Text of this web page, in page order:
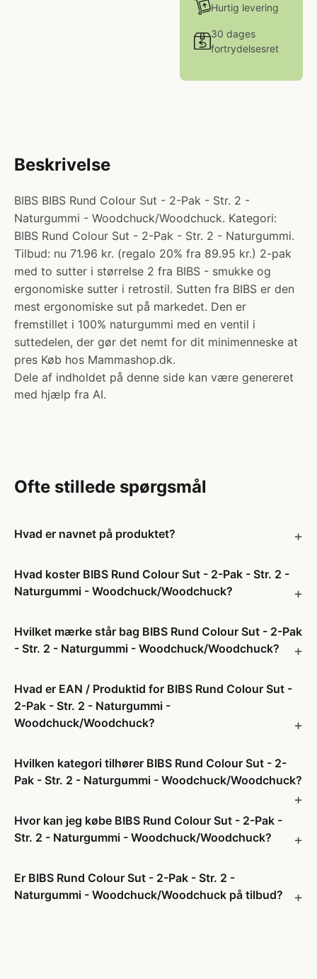
Hurtig levering
30 dages
fortrydelsesret
Beskrivelse
BIBS BIBS Rund Colour Sut - 2-Pak - Str. 2 -
Naturgummi - Woodchuck/Woodchuck. Kategori:
BIBS Rund Colour Sut - 2-Pak - Str. 2 - Naturgummi.
Tilbud: nu 71.96 kr. (regalo 20% fra 89.95 kr.) 2-pak
med to sutter i størrelse 2 fra BIBS - smukke og
ergonomiske sutter i retrostil. Sutten fra BIBS er den
mest ergonomiske sut på markedet. Den er
fremstillet i 100% naturgummi med en ventil i
suttedelen, der gør det nemt for dit minimenneske at
pres Køb hos Mammashop.dk.
Dele af indholdet på denne side kan være genereret
med hjælp fra AI.
Ofte stillede spørgsmål
Hvad er navnet på produktet?
Hvad koster BIBS Rund Colour Sut - 2-Pak - Str. 2 -
Naturgummi - Woodchuck/Woodchuck?
Hvilket mærke står bag BIBS Rund Colour Sut - 2-Pak
- Str. 2 - Naturgummi - Woodchuck/Woodchuck?
Hvad er EAN / Produktid for BIBS Rund Colour Sut -
2-Pak - Str. 2 - Naturgummi -
Woodchuck/Woodchuck?
Hvilken kategori tilhører BIBS Rund Colour Sut - 2-
Pak - Str. 2 - Naturgummi - Woodchuck/Woodchuck?
Hvor kan jeg købe BIBS Rund Colour Sut - 2-Pak -
Str. 2 - Naturgummi - Woodchuck/Woodchuck?
Er BIBS Rund Colour Sut - 2-Pak - Str. 2 -
Naturgummi - Woodchuck/Woodchuck på tilbud?